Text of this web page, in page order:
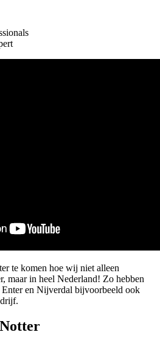
te komen hoe wij niet alleen
maar in heel Nederland! Zo hebben
en Nijverdal bijvoorbeeld ook